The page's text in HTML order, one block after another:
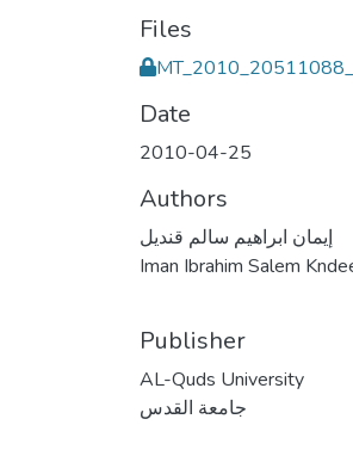
Files
Date
2010-04-25
Authors
إيمان ابراهيم سالم قنديل
Iman Ibrahim Salem
Publisher
AL-Quds University
جامعة القدس